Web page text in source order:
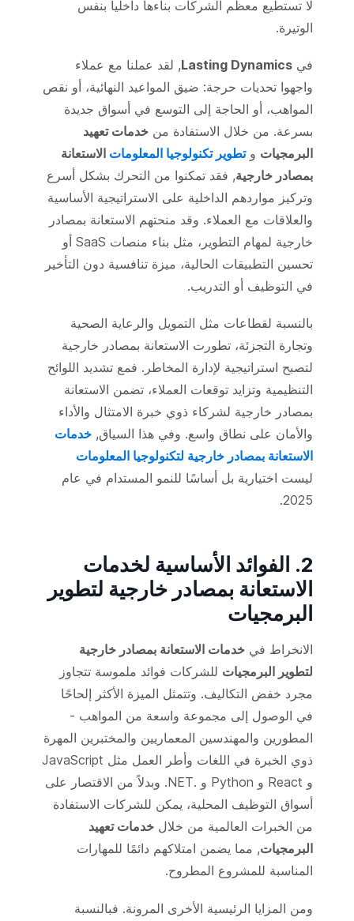
لا تستطيع معظم الشركات بناءها داخلياً بنفس
الوتيرة.
فيLasting Dynamics, لقد عملنا مع عملاء
واجهوا تحديات حرجة: ضيق المواعيد النهائية، أو نقص
المواهب، أو الحاجة إلى التوسع في أسواق جديدة
بسرعة. من خلال الاستفادة منخدمات تعهيد
البرمجيات وتطوير تكنولوجيا المعلومات الاستعانة
بمصادر خارجية, فقد تمكنوا من التحرك بشكل أسرع
وتركيز مواردهم الداخلية على الاستراتيجية الأساسية
والعلاقات مع العملاء. وقد منحتهم الاستعانة بمصادر
خارجية لمهام التطوير، مثل بناء منصات SaaS أو
تحسين التطبيقات الحالية، ميزة تنافسية دون التأخير
في التوظيف أو التدريب.
بالنسبة لقطاعات مثل التمويل والرعاية الصحية
وتجارة التجزئة، تطورت الاستعانة بمصادر خارجية
لتصبح استراتيجية لإدارة المخاطر. فمع تشديد اللوائح
التنظيمية وتزايد توقعات العملاء، تضمن الاستعانة
بمصادر خارجية لشركاء ذوي خبرة الامتثال والأداء
والأمان على نطاق واسع. وفي هذا السياق,خدمات
الاستعانة بمصادر خارجية لتكنولوجيا المعلومات
ليست اختيارية بل أساسًا للنمو المستدام في عام
2025.
2. الفوائد الأساسية لخدمات
الاستعانة بمصادر خارجية لتطوير
البرمجيات
الانخراط فيخدمات الاستعانة بمصادر خارجية
لتطوير البرمجيات للشركات فوائد ملموسة تتجاوز
مجرد خفض التكاليف. وتتمثل الميزة الأكثر إلحاحًا
في الوصول إلى مجموعة واسعة من المواهب -
المطورين والمهندسين المعماريين والمختبرين المهرة
ذوي الخبرة في اللغات وأطر العمل مثل JavaScript
و React و Python و .NET. وبدلاً من الاقتصار على
أسواق التوظيف المحلية، يمكن للشركات الاستفادة
من الخبرات العالمية من خلالخدمات تعهيد
البرمجيات, مما يضمن امتلاكهم دائمًا للمهارات
المناسبة للمشروع المطروح.
ومن المزايا الرئيسية الأخرى المرونة. فبالنسبة